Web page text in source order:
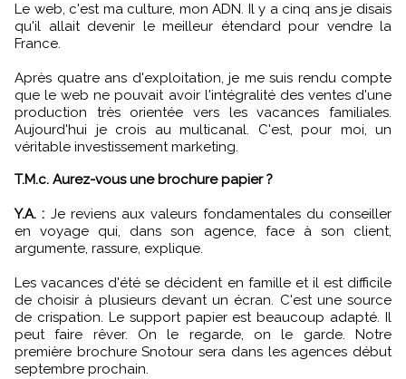
Le web, c'est ma culture, mon ADN. Il y a cinq ans je disais
qu'il allait devenir le meilleur étendard pour vendre la
France.
Après quatre ans d'exploitation, je me suis rendu compte
que le web ne pouvait avoir l'intégralité des ventes d'une
production très orientée vers les vacances familiales.
Aujourd'hui je crois au multicanal. C'est, pour moi, un
véritable investissement marketing.
T.M.c. Aurez-vous une brochure papier ?
Y.A. : Je reviens aux valeurs fondamentales du conseiller
en voyage qui, dans son agence, face à son client,
argumente, rassure, explique.
Les vacances d'été se décident en famille et il est difficile
de choisir à plusieurs devant un écran. C'est une source
de crispation. Le support papier est beaucoup adapté. Il
peut faire rêver. On le regarde, on le garde. Notre
première brochure Snotour sera dans les agences début
septembre prochain.